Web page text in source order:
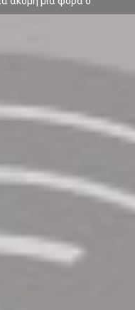
σκάσει. Αυτή τη φορά όχι